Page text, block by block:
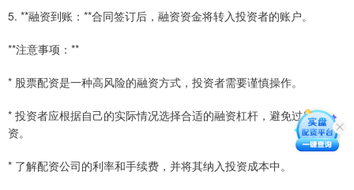
5. **融资到账：**合同签订后，融资资金将转入投资者的账户。
**注意事项：**
* 股票配资是一种高风险的融资方式，投资者需要谨慎操作。
* 投资者应根据自己的实际情况选择合适的融资杠杆，避免过度融
资。
* 了解配资公司的利率和手续费，并将其纳入投资成本中。